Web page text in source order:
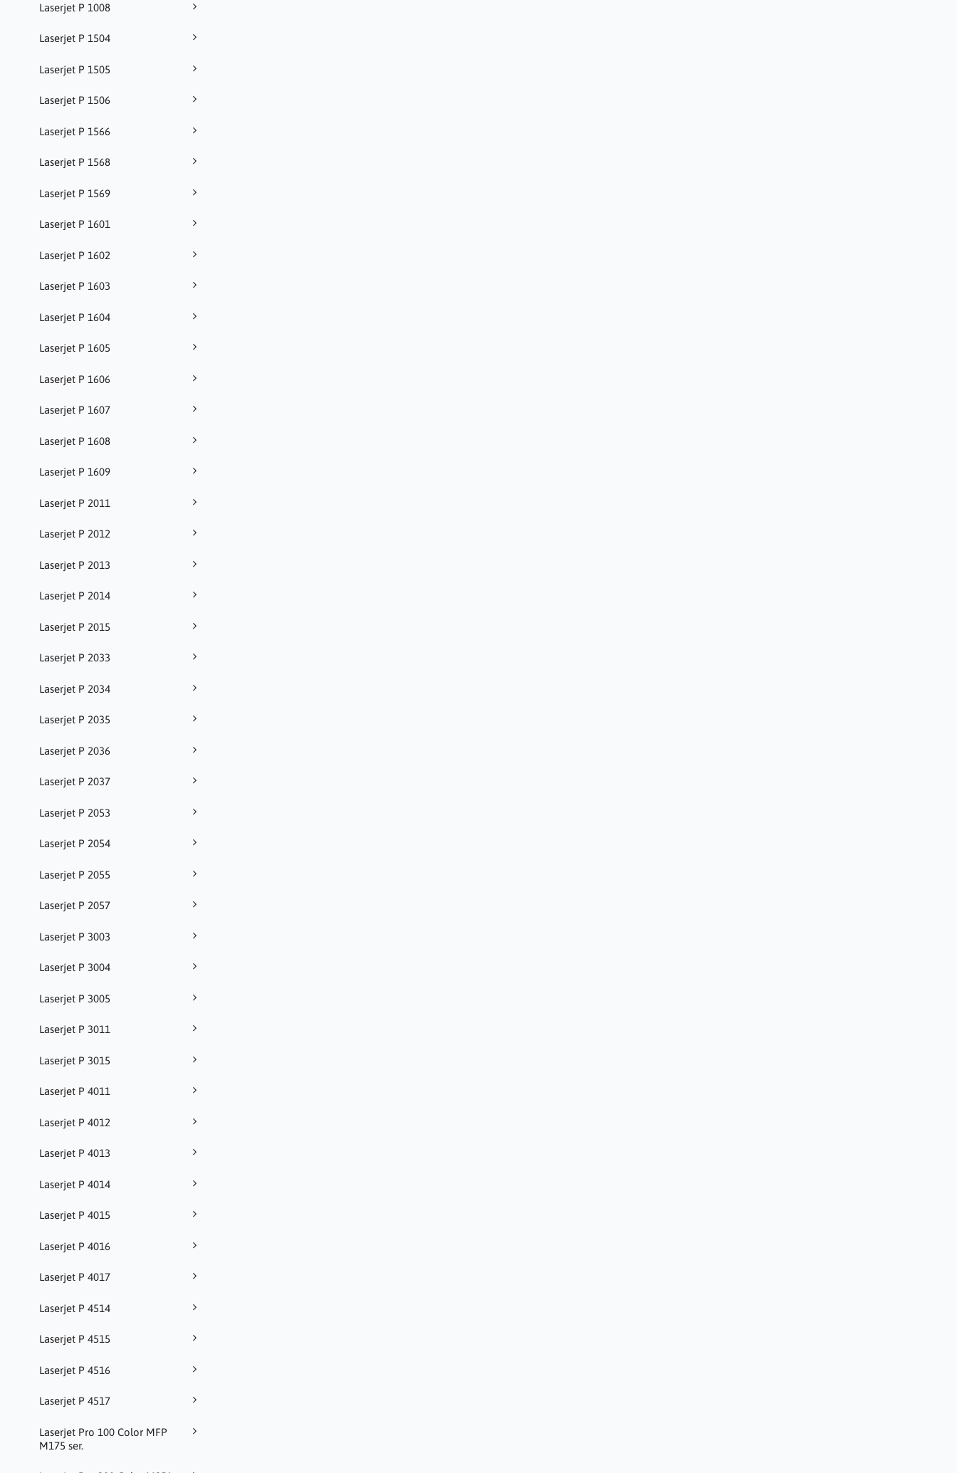
Laserjet P 1008
Laserjet P 1504
Laserjet P 1505
Laserjet P 1506
Laserjet P 1566
Laserjet P 1568
Laserjet P 1569
Laserjet P 1601
Laserjet P 1602
Laserjet P 1603
Laserjet P 1604
Laserjet P 1605
Laserjet P 1606
Laserjet P 1607
Laserjet P 1608
Laserjet P 1609
Laserjet P 2011
Laserjet P 2012
Laserjet P 2013
Laserjet P 2014
Laserjet P 2015
Laserjet P 2033
Laserjet P 2034
Laserjet P 2035
Laserjet P 2036
Laserjet P 2037
Laserjet P 2053
Laserjet P 2054
Laserjet P 2055
Laserjet P 2057
Laserjet P 3003
Laserjet P 3004
Laserjet P 3005
Laserjet P 3011
Laserjet P 3015
Laserjet P 4011
Laserjet P 4012
Laserjet P 4013
Laserjet P 4014
Laserjet P 4015
Laserjet P 4016
Laserjet P 4017
Laserjet P 4514
Laserjet P 4515
Laserjet P 4516
Laserjet P 4517
Laserjet Pro 100 Color MFP
M175 ser.